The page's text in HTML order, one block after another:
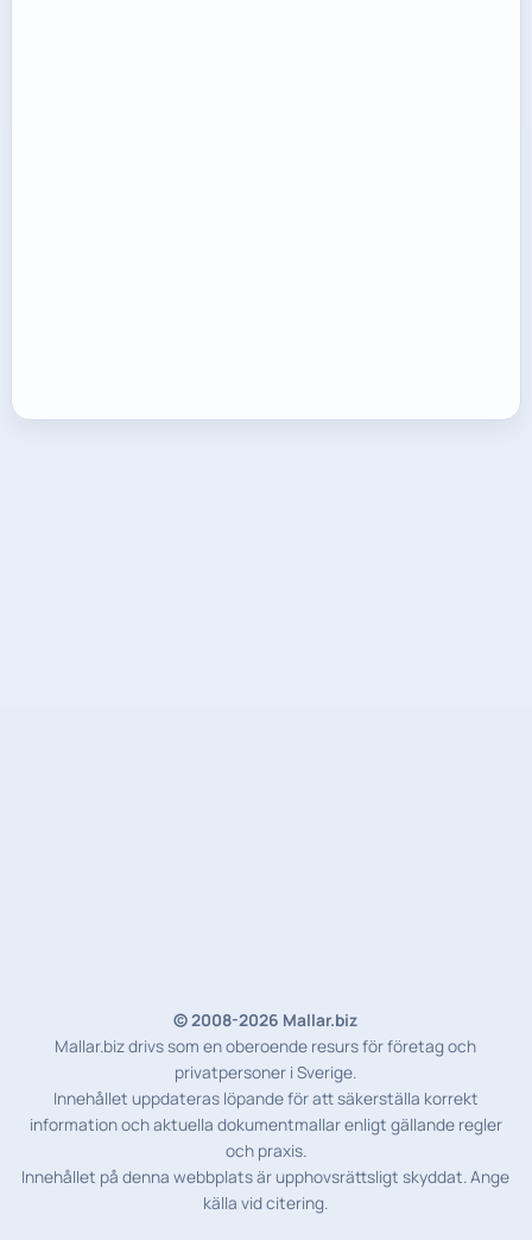
© 2008-2026 Mallar.biz
Mallar.biz drivs som en oberoende resurs för företag och
privatpersoner i Sverige.
Innehållet uppdateras löpande för att säkerställa korrekt
information och aktuella dokumentmallar enligt gällande regler
och praxis.
Innehållet på denna webbplats är upphovsrättsligt skyddat. Ange
källa vid citering.